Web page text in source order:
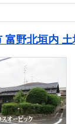
富野北垣内